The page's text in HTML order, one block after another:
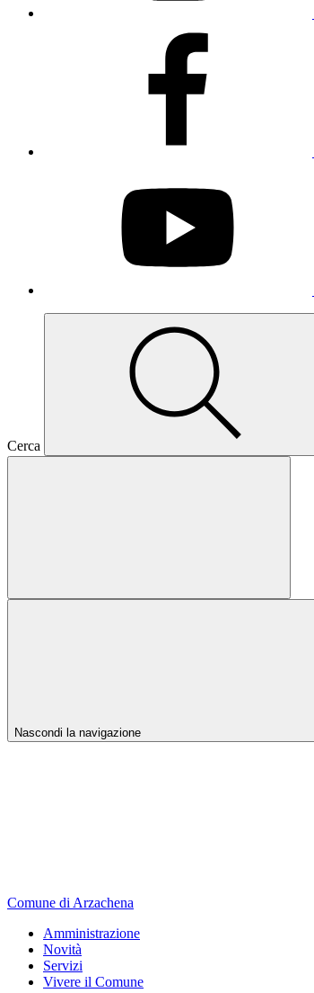
Cerca
Nascondi la navigazione
Comune di Arzachena
Amministrazione
Novità
Servizi
Vivere il Comune